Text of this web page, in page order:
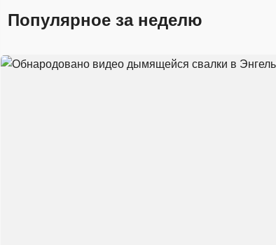
Популярное за неделю